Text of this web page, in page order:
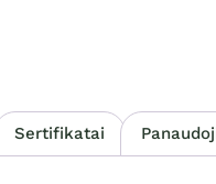
Sertifikatai